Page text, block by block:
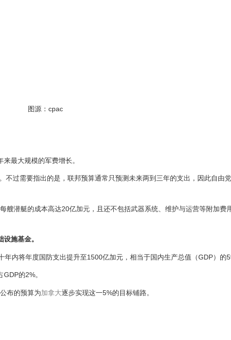
图源：cpac
来最大规模的军费增长。
不过需要指出的是，联邦预算通常只预测未来两到三年的支出，因此自由
潜艇的成本高达20亿加元，且还不包括武器系统、维护与运营等附加费
施基金。
年内将年度国防支出提升至1500亿加元，相当于国内生产总值（GDP）的
的2%。
布的预算为加拿大逐步实现这一5%的目标铺路。